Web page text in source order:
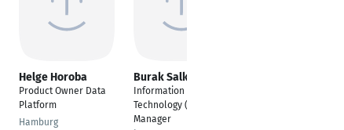
Helge Horoba
Product Owner Data
Platform
Hamburg
Burak Salkım
Information
Technology (IT)
Manager